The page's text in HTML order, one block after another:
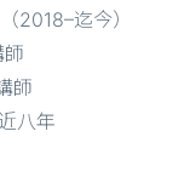
2018–迄今）
師
八年